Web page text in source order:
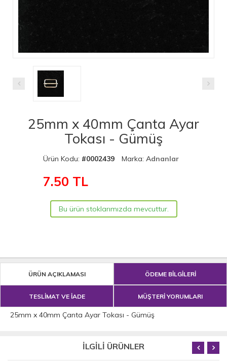
25mm x 40mm Çanta Ayar
Tokası - Gümüş
Ürün Kodu: #0002439 Marka: Adnanlar
7.50 TL
Bu ürün stoklarımızda mevcuttur.
ÜRÜN AÇIKLAMASI ÖDEME BİLGİLERİ
TESLİMAT VE İADE MÜŞTERİ YORUMLARI
25mm x 40mm Çanta Ayar Tokası - Gümüş
İLGİLİ ÜRÜNLER